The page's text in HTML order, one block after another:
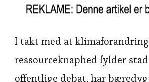
I takt med at
ressourceknaphed fylder
offentlige debat, har